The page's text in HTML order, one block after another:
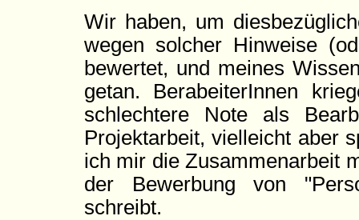
Wir haben, um
wegen solcher Hinweise
bewertet, und meines
getan. BerabeiterInnen
schlechtere Note als
Projektarbeit, vielleicht aber
ich mir die Zusammenarbeit
der Bewerbung von
schreibt.